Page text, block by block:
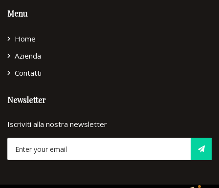
Menu
Home
Azienda
Contatti
Newsletter
Iscriviti alla nostra newsletter